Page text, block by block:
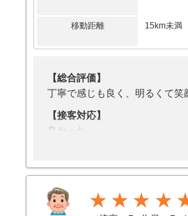
移動距離 15km未満
【総合評価】
丁寧で感じも良く、明るくて
【接客対応】
良かった
良かった
【サービス】
丁寧で、とても良かった